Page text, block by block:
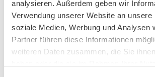
analysieren. Außerdem geben wir
Verwendung unserer Website an unsere
soziale Medien, Werbung und Analysen
Partner führen diese Informationen
weiteren Daten zusammen, die Sie